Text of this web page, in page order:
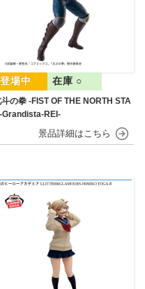
の拳 -FIST OF THE NORTH STA
Grandista-REI-
在庫 ○